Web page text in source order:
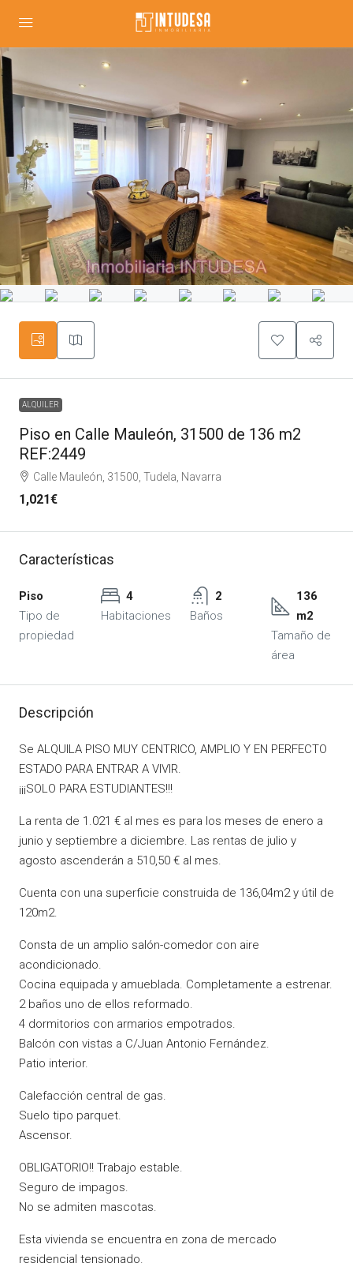
ALQUILER
Piso en Calle Mauleón, 31500 de 136 m2
REF:2449
Calle Mauleón, 31500, Tudela, Navarra
1,021€
Características
Piso
Tipo de
propiedad
4
Habitaciones
2
Baños
136
m2
Tamaño de
área
Descripción
Se ALQUILA PISO MUY CENTRICO, AMPLIO Y EN PERFECTO
ESTADO PARA ENTRAR A VIVIR.
¡¡¡SOLO PARA ESTUDIANTES!!!
La renta de 1.021 € al mes es para los meses de enero a
junio y septiembre a diciembre. Las rentas de julio y
agosto ascenderán a 510,50 € al mes.
Cuenta con una superficie construida de 136,04m2 y útil de
120m2.
Consta de un amplio salón-comedor con aire
acondicionado.
Cocina equipada y amueblada. Completamente a estrenar.
2 baños uno de ellos reformado.
4 dormitorios con armarios empotrados.
Balcón con vistas a C/Juan Antonio Fernández.
Patio interior.
Calefacción central de gas.
Suelo tipo parquet.
Ascensor.
OBLIGATORIO!! Trabajo estable.
Seguro de impagos.
No se admiten mascotas.
Esta vivienda se encuentra en zona de mercado
residencial tensionado.